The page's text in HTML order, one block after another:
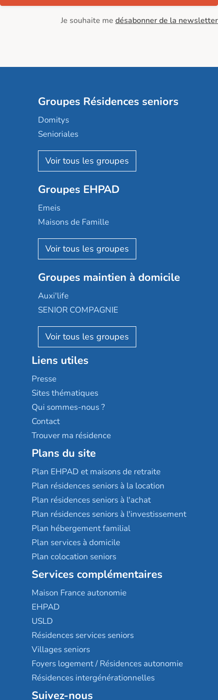
Je souhaite me désabonner de la newsletter
Groupes Résidences seniors
Domitys
Senioriales
Nohée
Les Résidentiels
Mobicap
Domusvi
Happy Senior
Aquarelia
Nexity edenea
Les jardins d'Arcadie
Occitalia
Appartseniors
Reseda
Stella management
Les villages d'or
Sérénys
Résidences services Villa Médicis
Groupes EHPAD
Emeis
Maisons de Famille
Korian
Emera
Groupe SOS
Le Noble Âge
Almage
Résidalya
Groupe aplus
Groupes maintien à domicile
Auxi'life
SENIOR COMPAGNIE
AGE D'OR Services
Liens utiles
Presse
Sites thématiques
Qui sommes-nous ?
Contact
Trouver ma résidence
Plans du site
Plan EHPAD et maisons de retraite
Plan résidences seniors à la location
Plan résidences seniors à l'achat
Plan résidences seniors à l'investissement
Plan hébergement familial
Plan services à domicile
Plan colocation seniors
Services complémentaires
Maison France autonomie
EHPAD
USLD
Résidences services seniors
Villages seniors
Foyers logement / Résidences autonomie
Résidences intergénérationnelles
Suivez-nous